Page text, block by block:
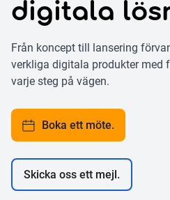
digitala
Från koncept till lansering
verkliga digitala produkter med
varje steg på vägen.
Boka ett möte.
Skicka oss ett mejl.